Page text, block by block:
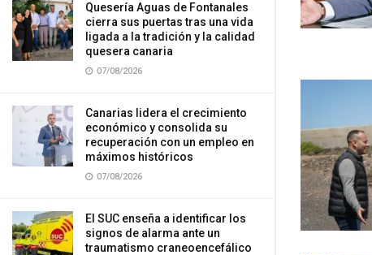
Quesería Aguas de Fontanales
cierra sus puertas tras una vida
ligada a la tradición y la calidad
quesera canaria
07/08/2026
Canarias lidera el crecimiento
económico y consolida su
recuperación con un empleo en
máximos históricos
07/08/2026
El SUC enseña a identificar los
signos de alarma ante un
traumatismo craneoencefálico